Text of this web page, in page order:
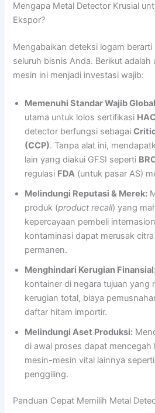
Mengapa Metal Detector Krusial
Ekspor?
Mengabaikan deteksi logam
seluruh bisnis Anda. Berikut adalah
mesin ini menjadi investasi wajib:
Memenuhi Standar Wajib
utama untuk lolos sertifikasi
detector berfungsi sebagai
(CCP). Tanpa alat ini,
lain yang diakui GFSI seperti
regulasi FDA (untuk pasar AS)
Melindungi Reputasi & Merek:
produk (product recall) yang
kepercayaan pembeli
kontaminasi dapat merusak
permanen.
Menghindari Kerugian
kontainer di negara tujuan yang
kerugian total, biaya
daftar hitam importir.
Melindungi Aset Produksi:
di awal proses dapat mencegah
mesin-mesin vital lainnya
penggiling.
Panduan Cepat Memilih Metal